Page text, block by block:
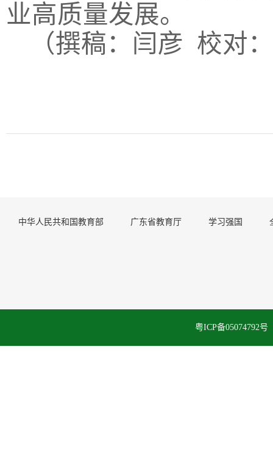
业高质量发展。
（撰稿：闫彦 校对
中华人民共和国教育部 广东省教育厅 学习强国
粤ICP备05074792